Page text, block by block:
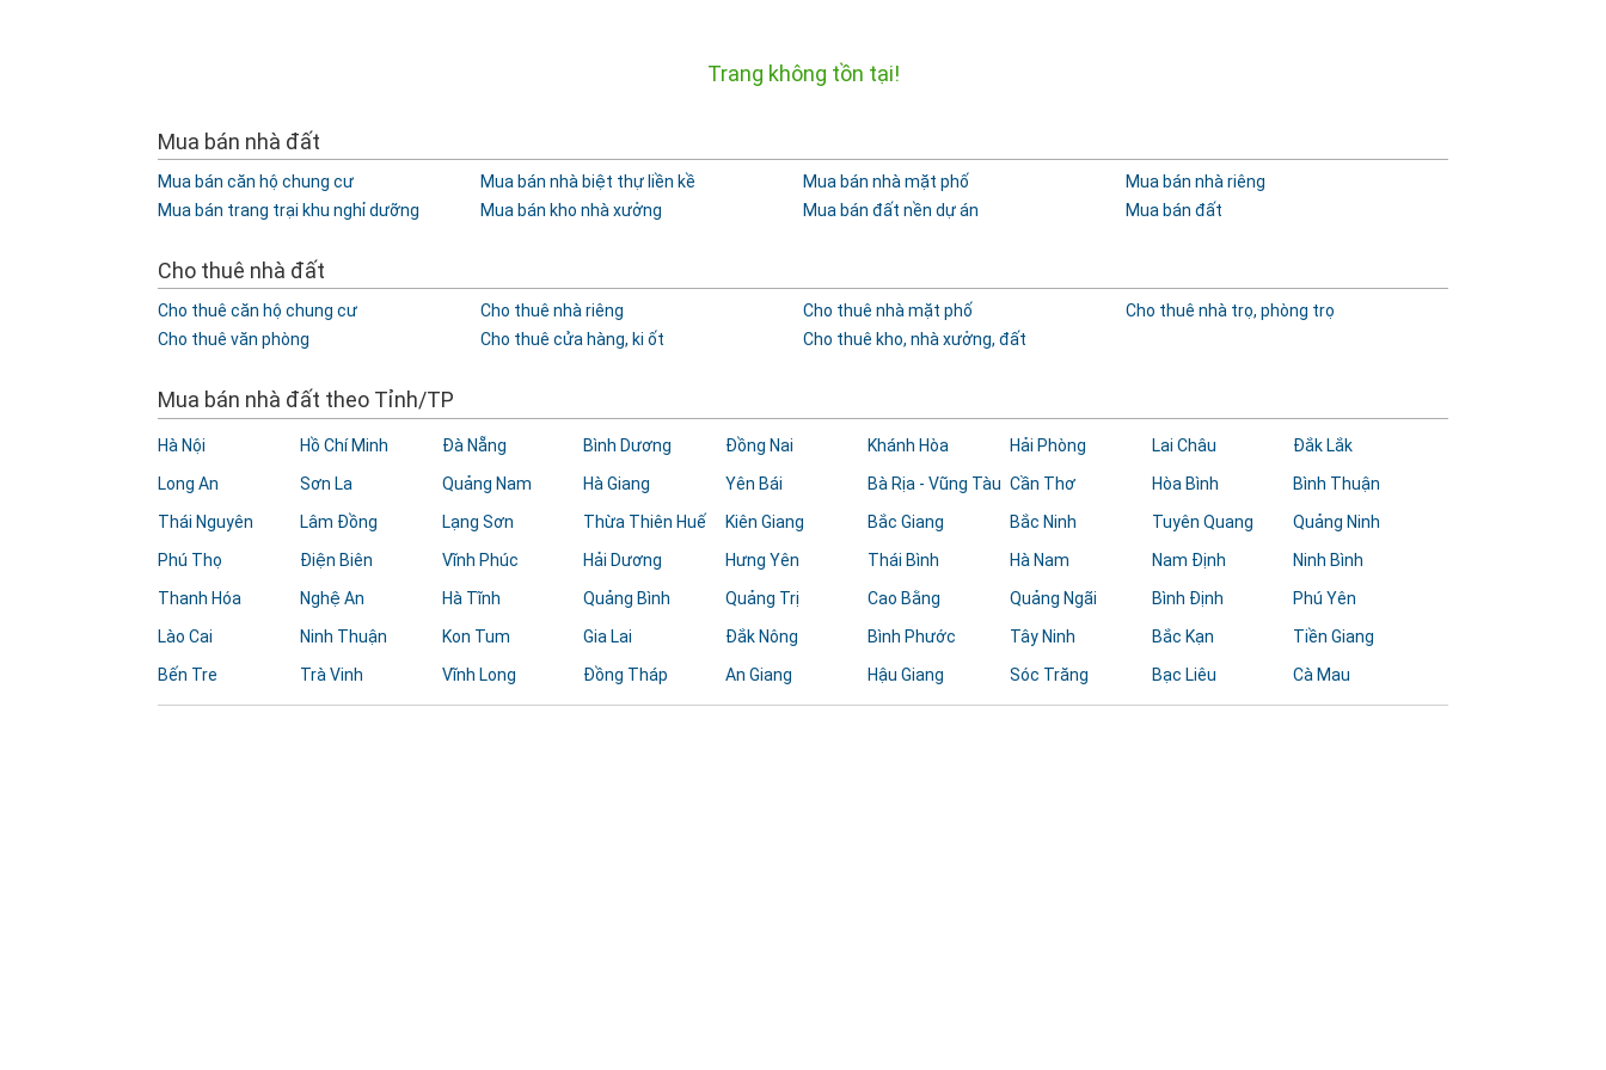
Trang không tồn tại!
Mua bán nhà đất
Mua bán căn hộ chung cư Mua bán nhà biệt thự liền kề Mua bán nhà mặt phố
Mua bán nhà riêng
Mua bán trang trại khu nghỉ dưỡng
Mua bán kho nhà xưởng Mua bán đất nền dự án Mua bán đất
Cho thuê nhà đất
Cho thuê căn hộ chung cư Cho thuê nhà riêng Cho thuê nhà mặt phố
Cho thuê nhà trọ, phòng trọ
Cho thuê văn phòng
Cho thuê cửa hàng, ki ốt Cho thuê kho, nhà xưởng, đất
Mua bán nhà đất theo Tỉnh/TP
Hà Nội Hồ Chí Minh Đà Nẵng Bình Dương Đồng Nai Khánh Hòa Hải Phòng Lai Châu
Đắk Lắk
Long An
Sơn La Quảng Nam Hà Giang Yên Bái Bà Rịa - Vũng Tàu Cần Thơ Hòa Bình
Bình Thuận
Thái Nguyên
Lâm Đồng Lạng Sơn Thừa Thiên Huế Kiên Giang Bắc Giang Bắc Ninh Tuyên Quang
Quảng Ninh
Phú Thọ
Điện Biên Vĩnh Phúc Hải Dương Hưng Yên Thái Bình Hà Nam Nam Định
Ninh Bình
Thanh Hóa
Nghệ An Hà Tĩnh Quảng Bình Quảng Trị Cao Bằng Quảng Ngãi Bình Định
Phú Yên
Lào Cai
Ninh Thuận Kon Tum Gia Lai Đắk Nông Bình Phước Tây Ninh Bắc Kạn
Tiền Giang
Bến Tre
Trà Vinh Vĩnh Long Đồng Tháp An Giang Hậu Giang Sóc Trăng Bạc Liêu Cà Mau